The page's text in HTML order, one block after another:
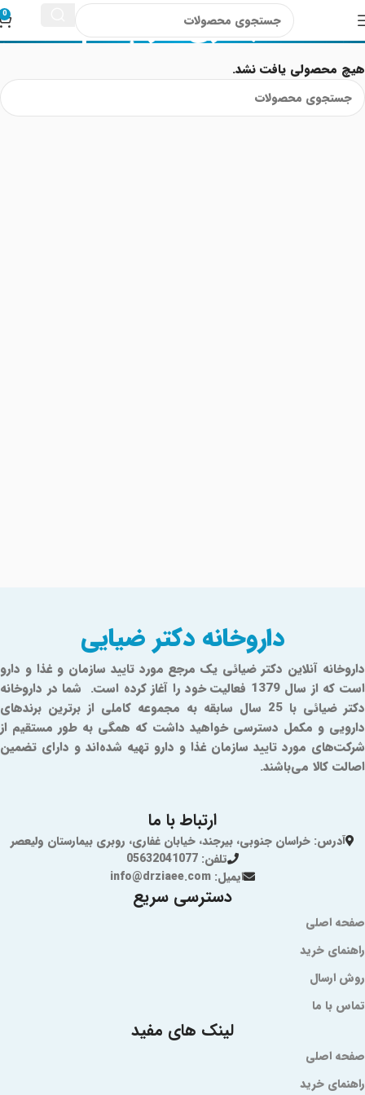
0 نگهداری لنز چشم
هیچ محصولی یافت نشد.
داروخانه دکتر ضیایی
داروخانه آنلاین دکتر ضیائی یک مرجع مورد تایید سازمان و غذا و دارو
است که از سال 1379 فعالیت خود را آغاز کرده است. شما در داروخانه
دکتر ضیائی با 25 سال سابقه به مجموعه کاملی از برترین برندهای
دارویی و مکمل دسترسی خواهید داشت که همگی به طور مستقیم از
شرکت‌های مورد تایید سازمان غذا و دارو تهیه شده‌اند و دارای تضمین
اصالت کالا می‌باشند.
ارتباط با ما
آدرس: خراسان جنوبی، بیرجند، خیابان غفاری، روبری بیمارستان ولیعصر
تلفن: 05632041077
ایمیل: info@drziaee.com
دسترسی سریع
صفحه اصلی
راهنمای خرید
روش ارسال
تماس با ما
لینک های مفید
صفحه اصلی
راهنمای خرید